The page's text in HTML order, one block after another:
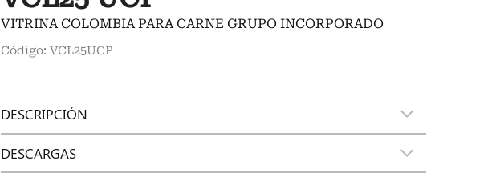
VITRINA COLOMBIA PARA CARNE GRUPO INCORPORADO
Código: VCL25UCP
DESCRIPCIÓN
DESCARGAS